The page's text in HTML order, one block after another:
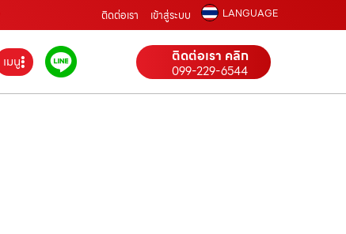
ติดต่อเรา เข้าสู่ระบบ LANGUAGE
เมนู ติดต่อเรา คลิก
099-229-6544